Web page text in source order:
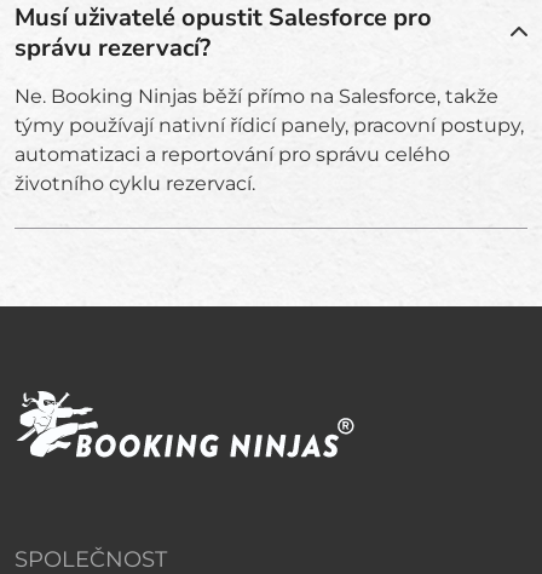
Musí uživatelé opustit Salesforce pro
správu rezervací?
Ne. Booking Ninjas běží přímo na Salesforce, takže
týmy používají nativní řídicí panely, pracovní postupy,
automatizaci a reportování pro správu celého
životního cyklu rezervací.
SPOLEČNOST